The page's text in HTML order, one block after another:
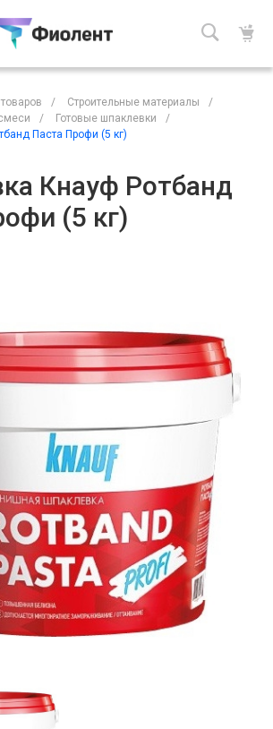
/ Строительные материалы
/
/ Готовые шпаклевки
/
Паста Профи (5 кг)
Кнауф Ротбанд
(5 кг)